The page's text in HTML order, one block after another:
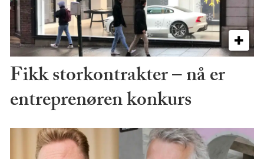
Fikk storkontrakter – nå er
entreprenøren konkurs